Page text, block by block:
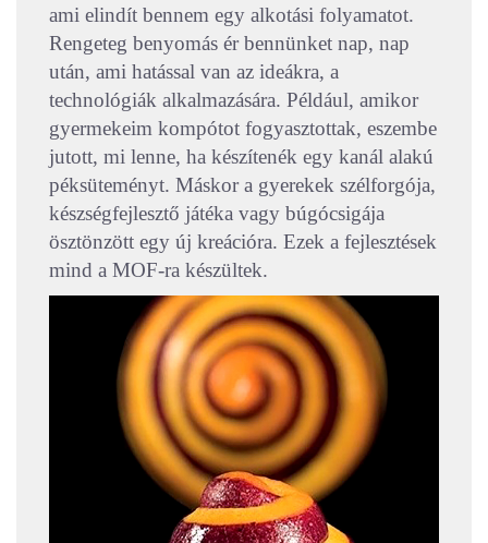
ami elindít bennem egy alkotási folyamatot.
Rengeteg benyomás ér bennünket nap, nap
után, ami hatással van az ideákra, a
technológiák alkalmazására. Például, amikor
gyermekeim kompótot fogyasztottak, eszembe
jutott, mi lenne, ha készítenék egy kanál alakú
péksüteményt. Máskor a gyerekek szélforgója,
készségfejlesztő játéka vagy búgócsigája
ösztönzött egy új kreációra. Ezek a fejlesztések
mind a MOF-ra készültek.